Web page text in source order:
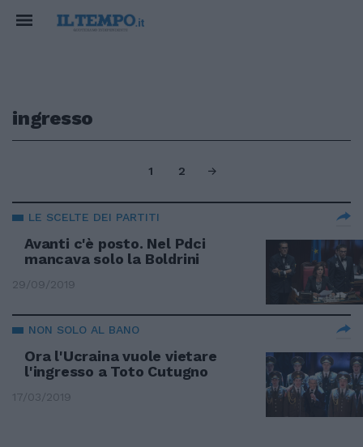
ingresso
1 2
LE SCELTE DEI PARTITI
Avanti c'è posto. Nel Pdci
mancava solo la Boldrini
29/09/2019
NON SOLO AL BANO
Ora l'Ucraina vuole vietare
l'ingresso a Toto Cutugno
17/03/2019